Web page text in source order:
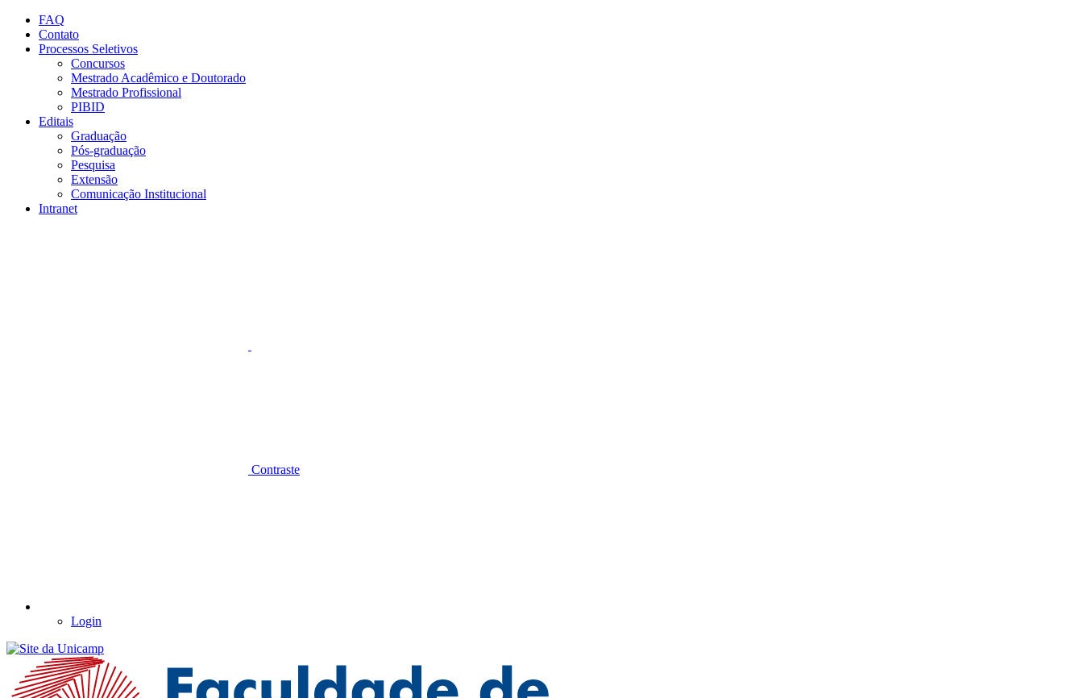
Conteúdo principal
FAQ
Contato
Processos Seletivos
Concursos
Mestrado Acadêmico e Doutorado
Mestrado Profissional
PIBID
Editais
Graduação
Pós-graduação
Pesquisa
Extensão
Comunicação Institucional
Intranet
Contraste
Login